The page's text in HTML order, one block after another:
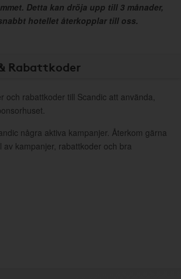
Detta kan dröja upp till 3 månader,
hotellet återkopplar till oss.
Rabattkoder
och rabattkoder till Scandic att använda,
några aktiva kampanjer. Återkom gärna
av kampanjer, rabattkoder och bra